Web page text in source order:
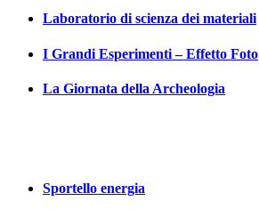
Laboratorio di scienza dei materiali
I Grandi Esperimenti – Effetto Foto
La Giornata della Archeologia
Sportello energia